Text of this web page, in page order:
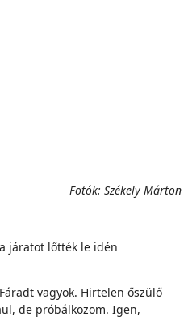
Fotók: Székely Márton
járatot lőtték le idén
vagyok. Hirtelen őszülő
de próbálkozom. Igen,